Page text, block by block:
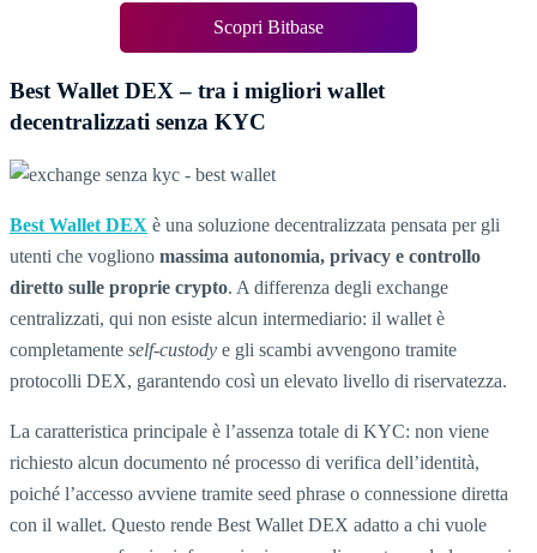
Scopri Bitbase
Best Wallet DEX – tra i migliori wallet
decentralizzati senza KYC
Best Wallet DEX è una soluzione decentralizzata pensata per gli
utenti che vogliono massima autonomia, privacy e controllo
diretto sulle proprie crypto. A differenza degli exchange
centralizzati, qui non esiste alcun intermediario: il wallet è
completamente self-custody e gli scambi avvengono tramite
protocolli DEX, garantendo così un elevato livello di riservatezza.
La caratteristica principale è l’assenza totale di KYC: non viene
richiesto alcun documento né processo di verifica dell’identità,
poiché l’accesso avviene tramite seed phrase o connessione diretta
con il wallet. Questo rende Best Wallet DEX adatto a chi vuole